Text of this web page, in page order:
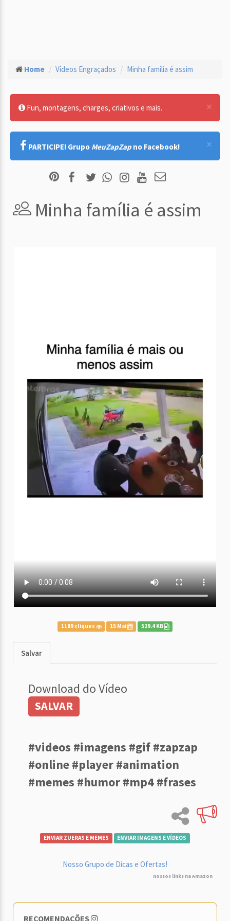
Home Vídeos Engraçados Minha família é assim
×
Fun, montagens, charges, criativos e mais.
×
PARTICIPE! Grupo MeuZapZap no Facebook!
Minha família é assim
1189 cliques 15 Mai 529.4 KB
Salvar
Download do Vídeo
SALVAR
#videos #imagens #gif #zapzap
#online #player #animation
#memes #humor #mp4 #frases
ENVIAR ZUERAS E MEMES ENVIAR IMAGENS E VÍDEOS
Nosso Grupo de Dicas e Ofertas!
nossos links na Amazon
RECOMENDAÇÕES